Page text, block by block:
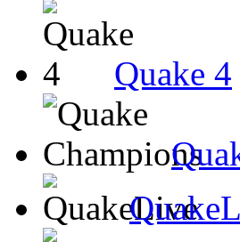
Quake 4